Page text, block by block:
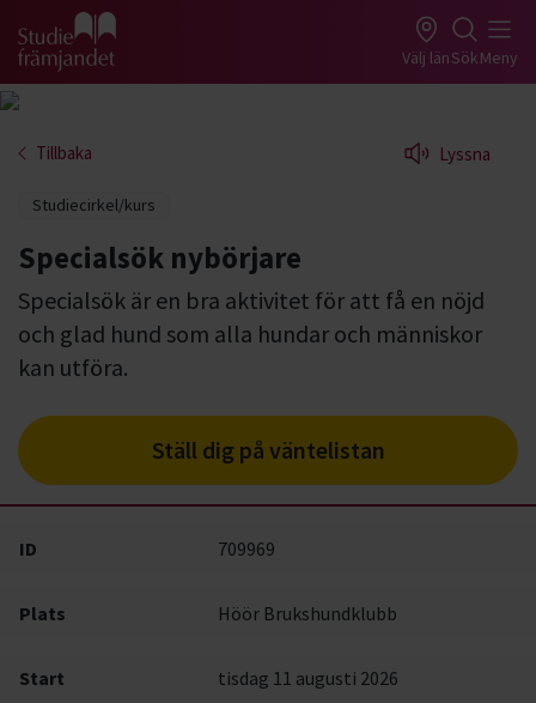
Gå till studiefrämjandets startsida Välj länSökMeny
Tillbaka Lyssna
Studiecirkel/kurs
Specialsök nybörjare
Specialsök är en bra aktivitet för att få en nöjd
och glad hund som alla hundar och människor
kan utföra.
Ställ dig på väntelistan
ID 709969
Plats Höör Brukshundklubb
Start tisdag 11 augusti 2026